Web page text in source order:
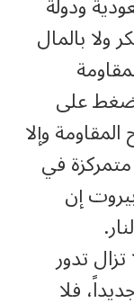
ولا بالمال
على
وإلا
في
إن
تدور
فلا